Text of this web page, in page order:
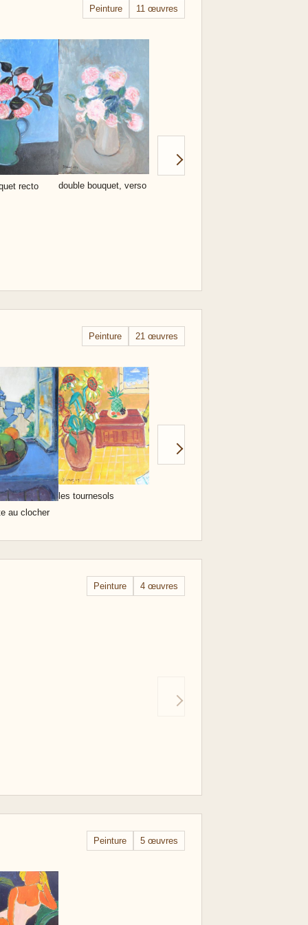
Peinture 11 œuvres
recto double bouquet, verso
Peinture 21 œuvres
au clocher
les tournesols
Peinture 4 œuvres
Peinture 5 œuvres